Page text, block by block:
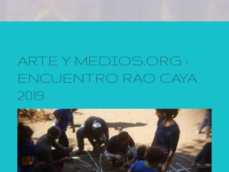
ARTE Y MEDIOS.ORG :
ENCUENTRO RAO CAYA
2019